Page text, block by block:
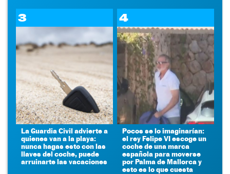
3
La Guardia Civil advierte a
quienes van a la playa:
nunca hagas esto con las
llaves del coche, puede
arruinarte las vacaciones
4
Pocos se lo imaginarían:
el rey Felipe VI escoge un
coche de una marca
española para moverse
por Palma de Mallorca y
esto es lo que cuesta